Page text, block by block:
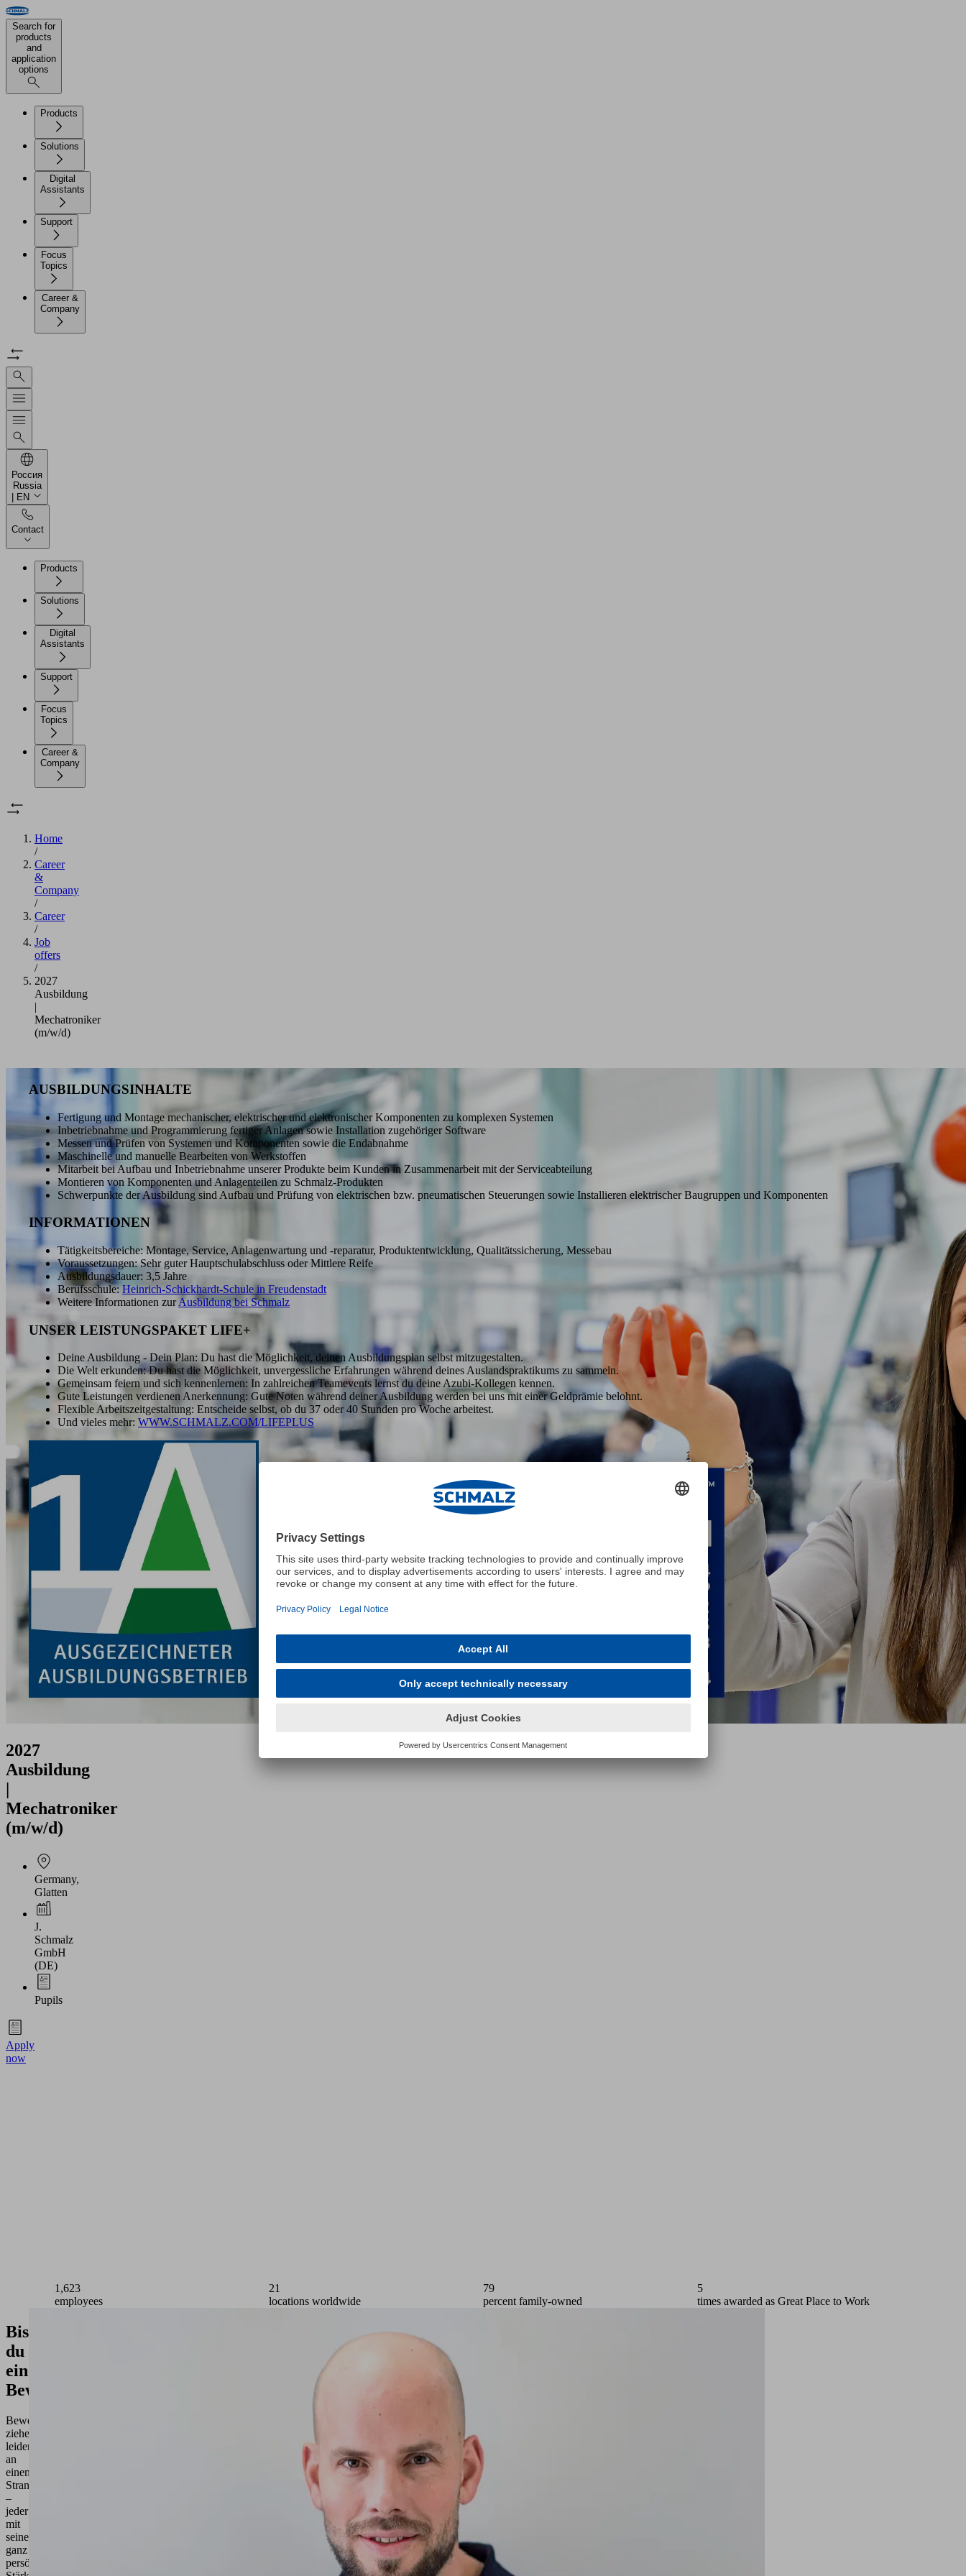
Search for
products
and
application
options
Products
Solutions
Digital
Assistants
Support
Focus
Topics
Career &
Company
Россия
Russia
| EN
Contact
Products
Solutions
Digital
Assistants
Support
Focus
Topics
Career &
Company
Home
/
Career
&
Company
/
Career
/
Job
offers
/
2027
Ausbildung
|
Mechatroniker
(m/w/d)
2027
Ausbildung
|
Mechatroniker
(m/w/d)
Germany,
Glatten
J.
Schmalz
GmbH
(DE)
Pupils
Apply
now
AUSBILDUNGSINHALTE
Fertigung und Montage mechanischer, elektrischer und elektronischer Komponenten zu komplexen Systemen
Inbetriebnahme und Programmierung fertiger Anlagen sowie Installation zugehöriger Software
Messen und Prüfen von Systemen und Komponenten sowie die Endabnahme
Maschinelle und manuelle Bearbeiten von Werkstoffen
Mitarbeit bei Aufbau und Inbetriebnahme unserer Produkte beim Kunden in Zusammenarbeit mit der Serviceabteilung
Montieren von Komponenten und Anlagenteilen zu Schmalz-Produkten
Schwerpunkte der Ausbildung sind Aufbau und Prüfung von elektrischen bzw. pneumatischen Steuerungen sowie Installieren elektrischer Baugruppen und Komponenten
INFORMATIONEN
Tätigkeitsbereiche: Montage, Service, Anlagenwartung und -reparatur, Produktentwicklung, Qualitätssicherung, Messebau
Voraussetzungen: Sehr guter Hauptschulabschluss oder Mittlere Reife
Ausbildungsdauer: 3,5 Jahre
Berufsschule:Heinrich-Schickhardt-Schule in Freudenstadt
Weitere Informationen zurAusbildung bei Schmalz
UNSER LEISTUNGSPAKET LIFE+
Deine Ausbildung - Dein Plan: Du hast die Möglichkeit, deinen Ausbildungsplan selbst mitzugestalten.
Die Welt erkunden: Du hast die Möglichkeit, unvergessliche Erfahrungen während deines Auslandspraktikums zu sammeln.
Gemeinsam feiern und sich kennenlernen: In zahlreichen Teamevents lernst du deine Azubi-Kollegen kennen.
Gute Leistungen verdienen Anerkennung: Gute Noten während deiner Ausbildung werden bei uns mit einer Geldprämie belohnt.
Flexible Arbeitszeitgestaltung: Entscheide selbst, ob du 37 oder 40 Stunden pro Woche arbeitest.
Und vieles mehr: WWW.SCHMALZ.COM/LIFEPLUS
1,800
employees
31
locations worldwide
100
percent family-owned
7
times awarded as Great Place to Work
Bist
du
ein
Beweger?
Beweger
ziehen
leidenschaftlich
an
einem
Strang
–
jeder
mit
seiner
ganz
persönlichen